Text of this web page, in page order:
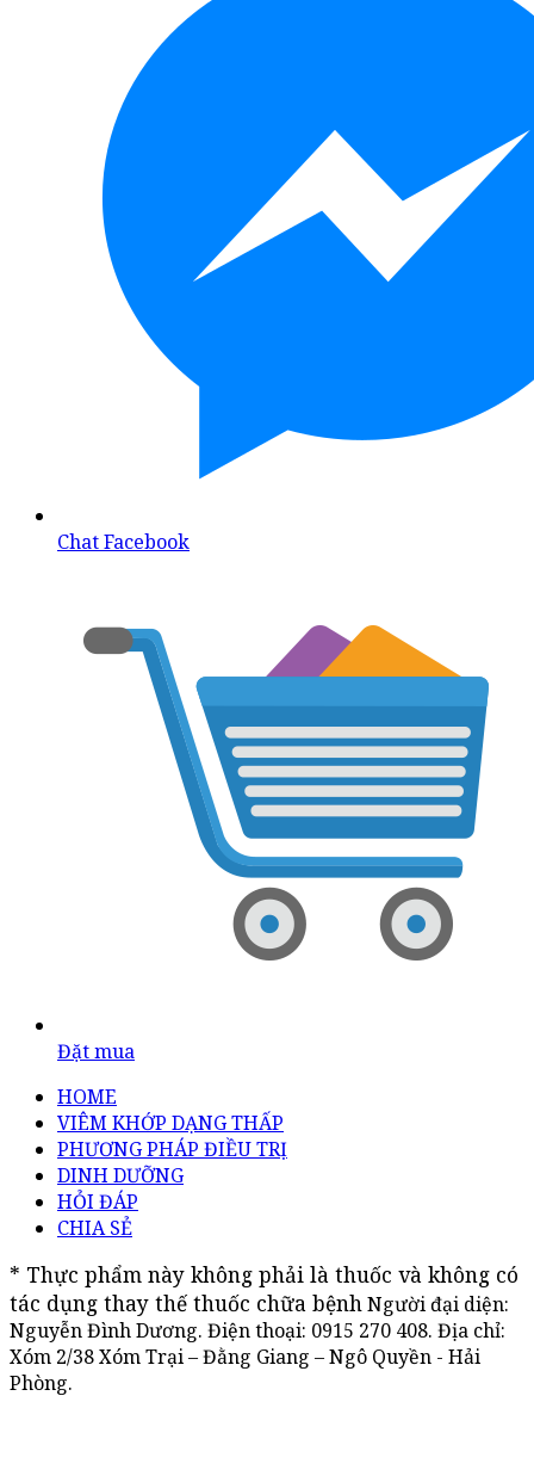
Chat Facebook
Đặt mua
HOME
VIÊM KHỚP DẠNG THẤP
PHƯƠNG PHÁP ĐIỀU TRỊ
DINH DƯỠNG
HỎI ĐÁP
CHIA SẺ
* Thực phẩm này không phải là thuốc và không có
tác dụng thay thế thuốc chữa bệnhNgười đại diện:
Nguyễn Đình Dương. Điện thoại: 0915 270 408. Địa chỉ:
Xóm 2/38 Xóm Trại – Đằng Giang – Ngô Quyền - Hải
Phòng.